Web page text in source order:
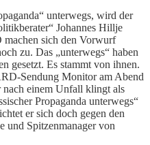
unterwegs, wird der
Johannes Hillje
sich den Vorwurf
zu. Das „unterwegs“ haben
gesetzt. Es stammt von ihnen.
Sendung Monitor am Abend
nach einem Unfall klingt als
Propaganda unterwegs“
er sich doch gegen den
und Spitzenmanager von